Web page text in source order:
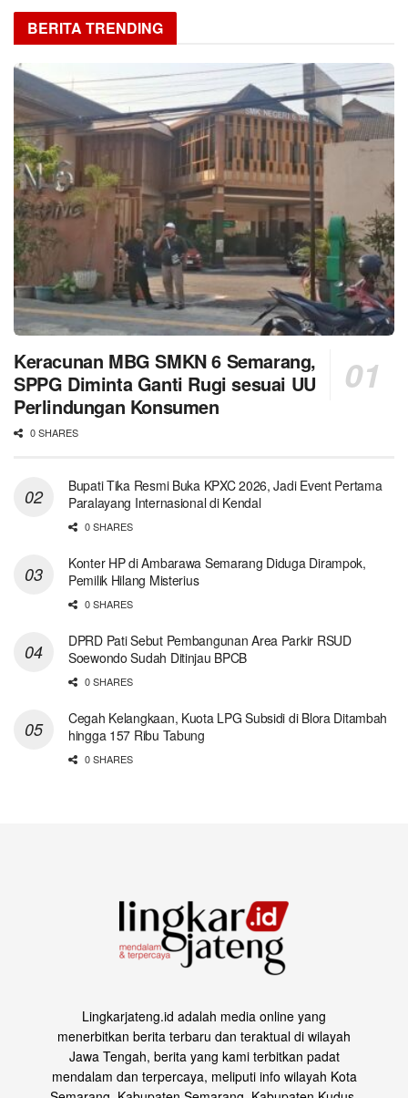
BERITA TRENDING
Keracunan MBG SMKN 6 Semarang,
SPPG Diminta Ganti Rugi sesuai UU
Perlindungan Konsumen
0 SHARES
Bupati Tika Resmi Buka KPXC 2026, Jadi Event Pertama
Paralayang Internasional di Kendal
0 SHARES
Konter HP di Ambarawa Semarang Diduga Dirampok,
Pemilik Hilang Misterius
0 SHARES
DPRD Pati Sebut Pembangunan Area Parkir RSUD
Soewondo Sudah Ditinjau BPCB
0 SHARES
Cegah Kelangkaan, Kuota LPG Subsidi di Blora Ditambah
hingga 157 Ribu Tabung
0 SHARES
Lingkarjateng.id adalah media online yang
menerbitkan berita terbaru dan teraktual di wilayah
Jawa Tengah, berita yang kami terbitkan padat
mendalam dan terpercaya, meliputi info wilayah Kota